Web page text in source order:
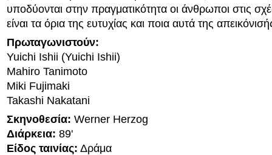
υποδύονται στην πραγματικότητα οι άνθρωποι στις
είναι τα όρια της ευτυχίας και ποια αυτά της
Πρωταγωνιστούν:
Yuichi Ishii (Yuichi Ishii)
Mahiro Tanimoto
Miki Fujimaki
Takashi Nakatani
Σκηνοθεσία: Werner Herzog
Διάρκεια: 89'
Είδος ταινίας: Δράμα